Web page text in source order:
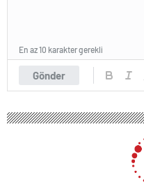
Gönder
En az 10 karakter gerekli